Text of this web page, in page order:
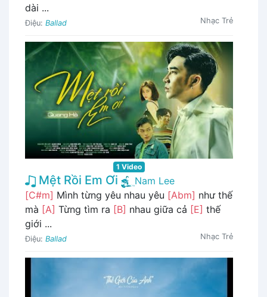
dài ...
Điệu: Ballad Nhạc Trẻ
1 Video
Mệt Rồi Em Ơi
Nam Lee
[C#m] Mình từng yêu nhau yêu [Abm] như thế
mà [A] Từng tìm ra [B] nhau giữa cả [E] thế
giới ...
Điệu: Ballad Nhạc Trẻ